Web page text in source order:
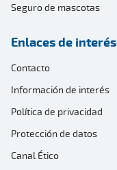
Seguro de mascotas
Enlaces de interés
Contacto
Información de interés
Política de privacidad
Protección de datos
Canal Ético